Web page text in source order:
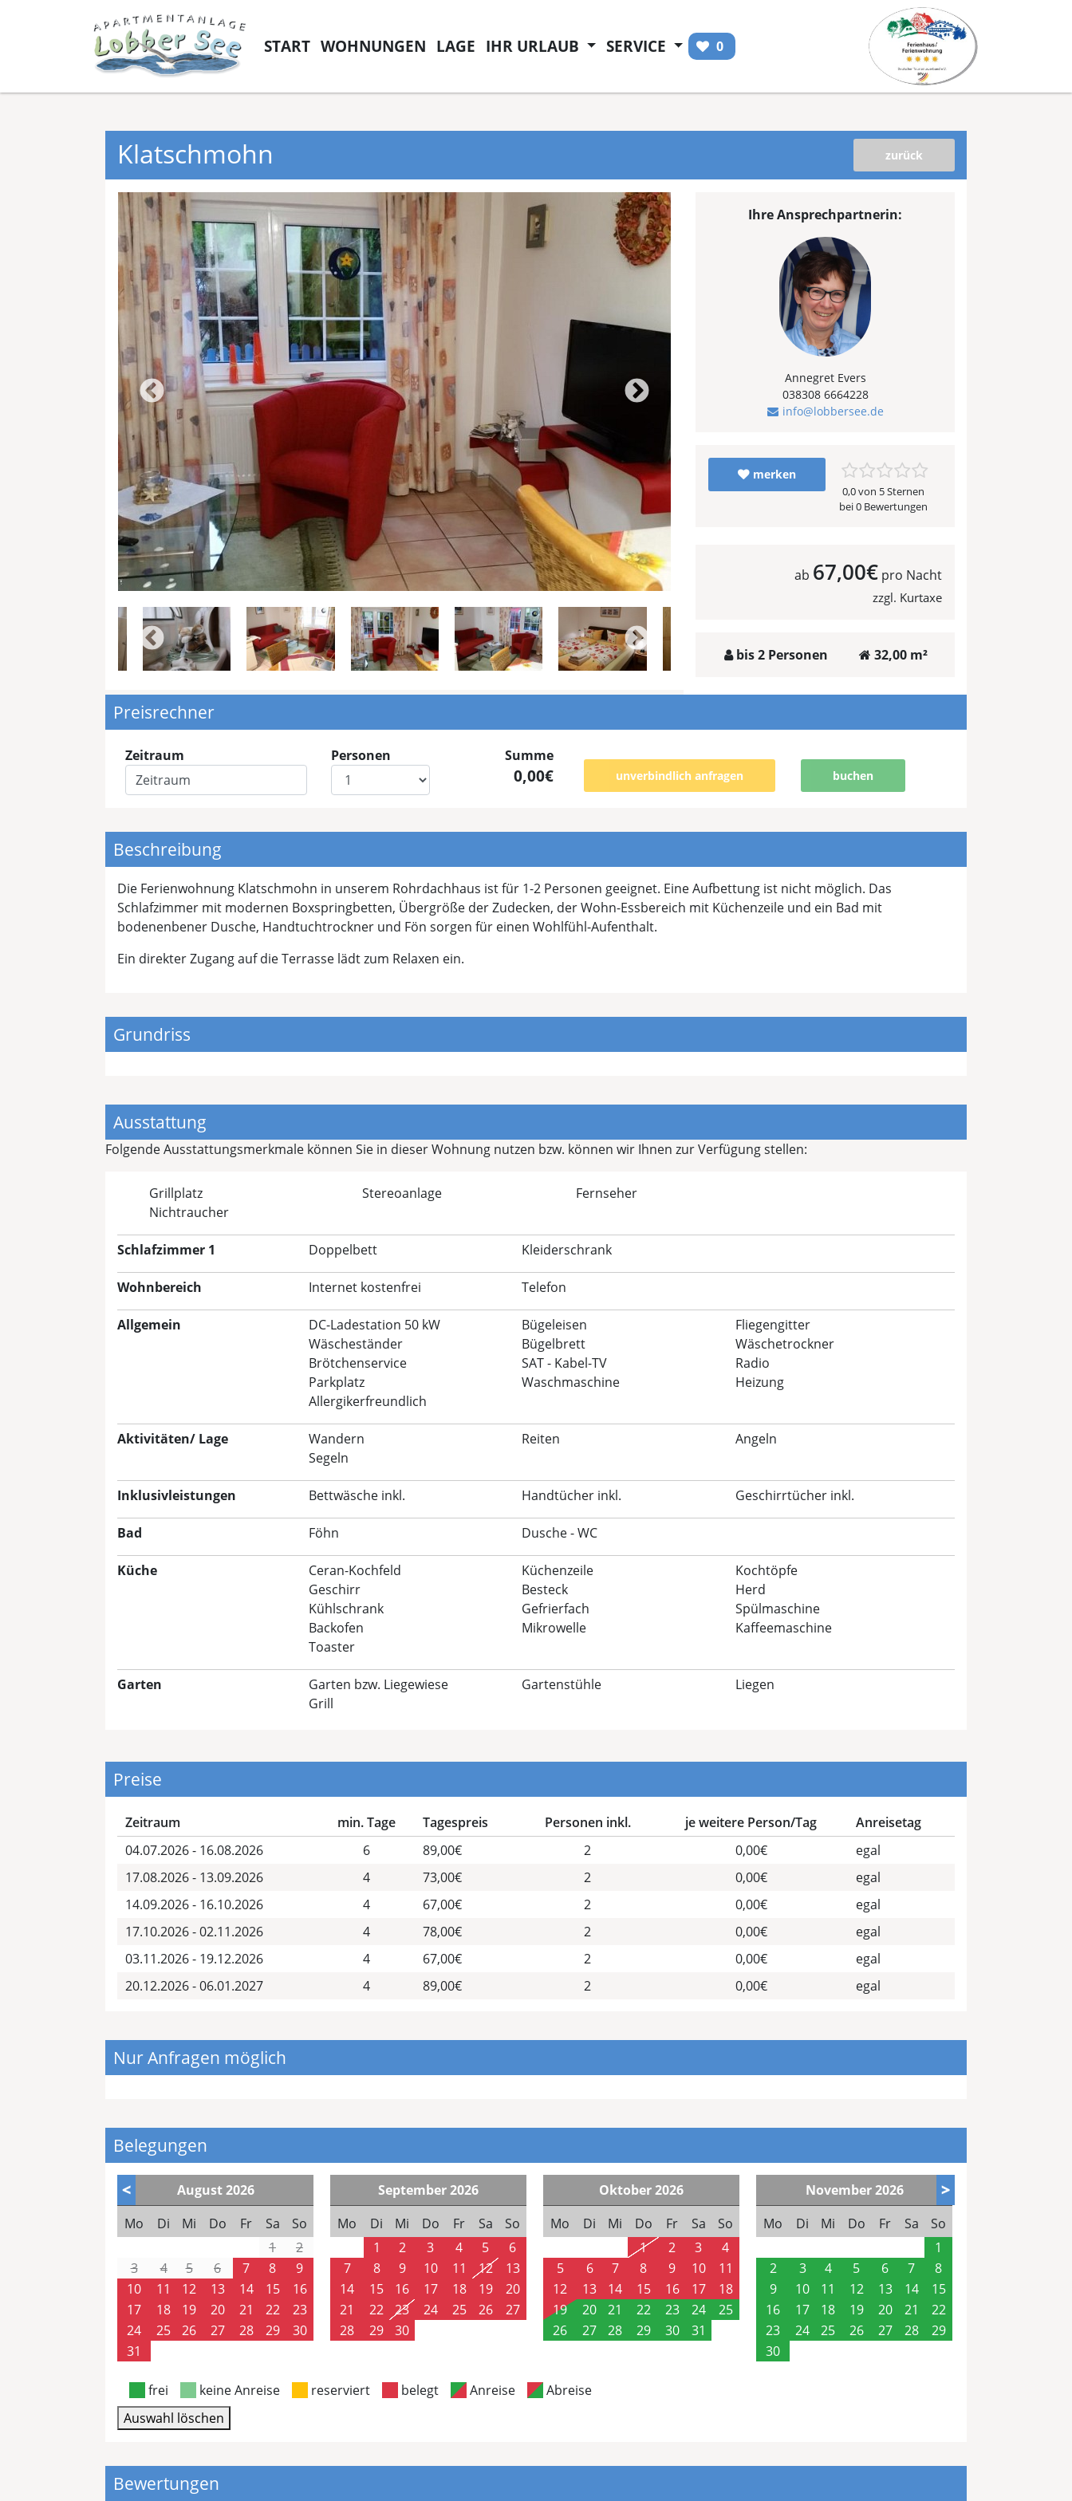
START WOHNUNGEN LAGE IHR URLAUB SERVICE 0
Klatschmohn zurück
Ihre Ansprechpartnerin:
Annegret Evers
038308 6664228
info@lobbersee.de
merken
0,0 von 5 Sternen
bei 0 Bewertungen
ab 67,00€ pro Nacht
zzgl. Kurtaxe
bis 2 Personen 32,00 m²
Preisrechner
Zeitraum Personen Summe
0,00€ unverbindlich anfragen buchen
Beschreibung
Die Ferienwohnung Klatschmohn in unserem Rohrdachhaus ist für 1-2 Personen geeignet. Eine Aufbettung ist nicht möglich. Das
Schlafzimmer mit modernen Boxspringbetten, Übergröße der Zudecken, der Wohn-Essbereich mit Küchenzeile und ein Bad mit
bodenenbener Dusche, Handtuchtrockner und Fön sorgen für einen Wohlfühl-Aufenthalt.
Ein direkter Zugang auf die Terrasse lädt zum Relaxen ein.
Grundriss
Ausstattung
Folgende Ausstattungsmerkmale können Sie in dieser Wohnung nutzen bzw. können wir Ihnen zur Verfügung stellen:
Grillplatz Stereoanlage
Fernseher
Nichtraucher
Schlafzimmer 1 Doppelbett Kleiderschrank
Wohnbereich Internet kostenfrei Telefon
Allgemein DC-Ladestation 50 kW Bügeleisen
Fliegengitter
Wäscheständer
Bügelbrett
Wäschetrockner
Brötchenservice
SAT - Kabel-TV
Radio
Parkplatz
Waschmaschine
Heizung
Allergikerfreundlich
Aktivitäten/ Lage Wandern Reiten
Angeln
Segeln
Inklusivleistungen Bettwäsche inkl. Handtücher inkl. Geschirrtücher inkl.
Bad Föhn Dusche - WC
Küche Ceran-Kochfeld Küchenzeile
Kochtöpfe
Geschirr
Besteck
Herd
Kühlschrank
Gefrierfach
Spülmaschine
Backofen
Mikrowelle
Kaffeemaschine
Toaster
Garten Garten bzw. Liegewiese Gartenstühle
Liegen
Grill
Preise
Zeitraum min. Tage Tagespreis Personen inkl. je weitere Person/Tag
Anreisetag
04.07.2026 - 16.08.2026
6 89,00€ 2 0,00€
egal
17.08.2026 - 13.09.2026
4 73,00€ 2 0,00€
egal
14.09.2026 - 16.10.2026
4 67,00€ 2 0,00€
egal
17.10.2026 - 02.11.2026
4 78,00€ 2 0,00€
egal
03.11.2026 - 19.12.2026
4 67,00€ 2 0,00€
egal
20.12.2026 - 06.01.2027
4 89,00€ 2 0,00€ egal
Nur Anfragen möglich
Belegungen
< August2026
Mo
Di Mi Do Fr Sa
So
1
2
3
4 5 6 7 8
9
10
11 12 13 14 15
16
17
18 19 20 21 22
23
24
25 26 27 28 29
30
31
September2026
Mo
Di Mi Do Fr Sa
So
1
2 3 4 5
6
7
8 9 10 11 12
13
14
15 16 17 18 19
20
21
22 23 24 25 26
27
28
29 30
Oktober2026
Mo
Di Mi Do Fr Sa
So
1
2 3
4
5
6 7 8 9 10
11
12
13 14 15 16 17
18
19
20 21 22 23 24
25
26
27 28 29 30 31
November2026
Mo
Di Mi Do Fr Sa
So
1
2
3 4 5 6 7
8
9
10 11 12 13 14
15
16
17 18 19 20 21
22
23
24 25 26 27 28
29
30
frei keine Anreise reserviert belegt Anreise Abreise
>
Auswahl löschen
Bewertungen